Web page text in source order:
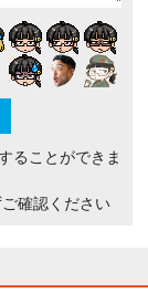
ることができま
確認ください